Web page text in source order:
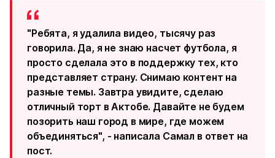
"Ребята, я удалила видео, тысячу раз
говорила. Да, я не знаю насчет футбола, я
просто сделала это в поддержку тех, кто
представляет страну. Снимаю контент на
разные темы. Завтра увидите, сделаю
отличный торт в Актобе. Давайте не будем
позорить наш город в мире, где можем
объединяться", - написала Самал в ответ на
пост.